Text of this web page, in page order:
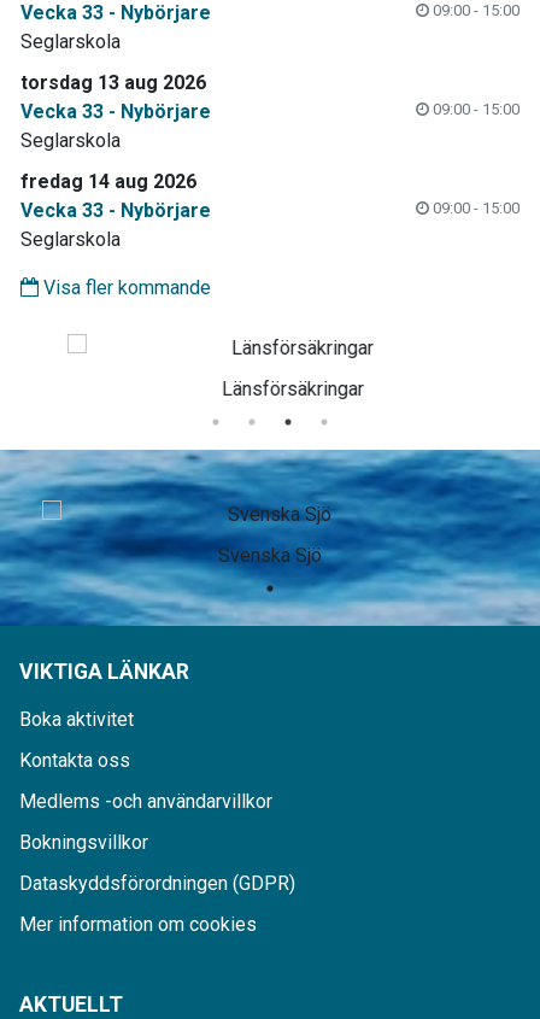
Vecka 33 - Nybörjare
09:00 - 15:00
Seglarskola
torsdag 13 aug 2026
Vecka 33 - Nybörjare
09:00 - 15:00
Seglarskola
fredag 14 aug 2026
Vecka 33 - Nybörjare
09:00 - 15:00
Seglarskola
Visa fler kommande
Länsförsäkringar
Svenska Sjö
VIKTIGA LÄNKAR
Boka aktivitet
Kontakta oss
Medlems -och användarvillkor
Bokningsvillkor
Dataskyddsförordningen (GDPR)
Mer information om cookies
AKTUELLT